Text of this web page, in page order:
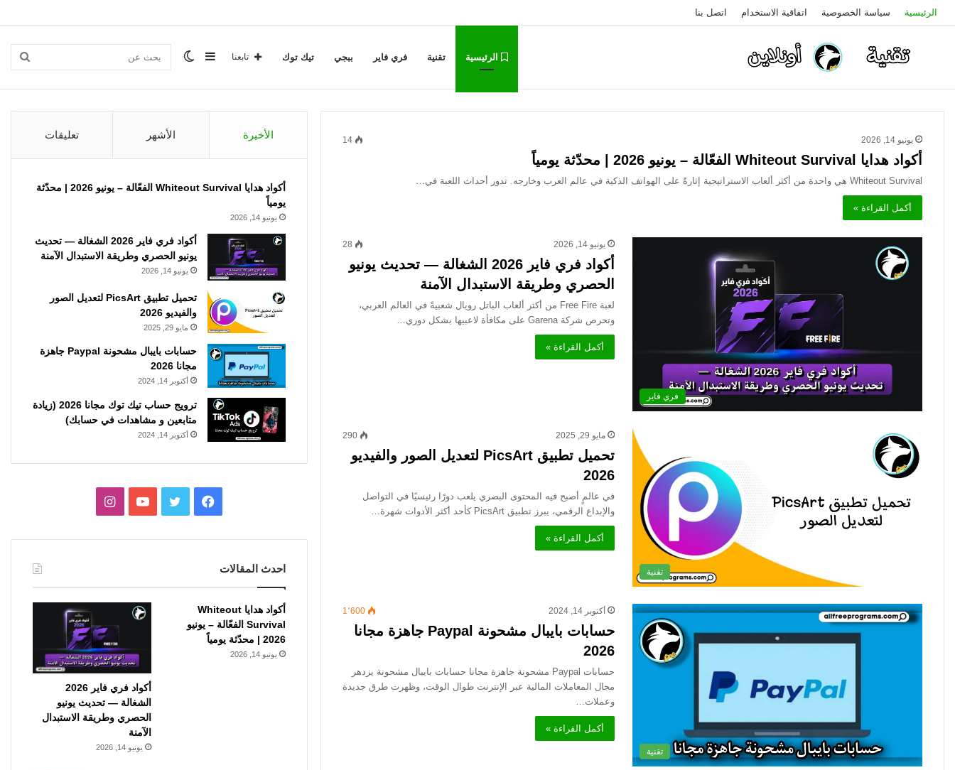
الرئيسية سياسة الخصوصية اتفاقية الاستخدام اتصل بنا
الرئيسية تقنية فري فاير ببجي تيك توك بحث الوضعإضافة
جانبي
تابعنا
يونيو 14, 2026 14
أكواد هدايا Whiteout Survival الفعّالة – يونيو 2026 | محدّثة يومياً
Whiteout Survival هي واحدة من أكثر ألعاب الاستراتيجية إثارةً على الهواتف الذكية في عالم العرب وخارجه. تدور أحداث اللعبة في…
أكمل القراءة »
فري فاير
يونيو 14, 2026 28
أكواد فري فاير 2026 الشغالة — تحديث يونيو
الحصري وطريقة الاستبدال الآمنة
لعبة Free Fire من أكثر ألعاب الباتل رويال شعبيةً في العالم العربي،
وتحرص شركة Garena على مكافأة لاعبيها بشكل دوري…
أكمل القراءة »
تقنية
مايو 29, 2025 290
تحميل تطبيق PicsArt لتعديل الصور والفيديو
2026
في عالمٍ أصبح فيه المحتوى البصري يلعب دورًا رئيسيًا في التواصل
والإبداع الرقمي، يبرز تطبيق PicsArt كأحد أكثر الأدوات شهرة…
أكمل القراءة »
تقنية
أكتوبر 14, 2024 1٬600
حسابات بايبال مشحونة Paypal جاهزة مجانا
2026
حسابات Paypal مشحونة جاهزة مجانا حسابات بايبال مشحونة يزدهر
مجال المعاملات المالية عبر الإنترنت طوال الوقت، وظهرت طرق جديدة
وعملات…
أكمل القراءة »
الأخيرة الأشهر تعليقات
أكواد هدايا Whiteout Survival الفعّالة – يونيو 2026 | محدّثة
يومياً
يونيو 14, 2026
أكواد فري فاير 2026 الشغالة — تحديث
يونيو الحصري وطريقة الاستبدال الآمنة
يونيو 14, 2026
تحميل تطبيق PicsArt لتعديل الصور
والفيديو 2026
مايو 29, 2025
حسابات بايبال مشحونة Paypal جاهزة
مجانا 2026
أكتوبر 14, 2024
ترويج حساب تيك توك مجانا 2026 (زيادة
متابعين و مشاهدات في حسابك)
أكتوبر 14, 2024
فيسبوكتويتر يوتيوبانستقرام
احدث المقالات
أكواد هدايا Whiteout
Survival الفعّالة – يونيو
2026 | محدّثة يومياً
يونيو 14, 2026
أكواد فري فاير 2026
الشغالة — تحديث يونيو
الحصري وطريقة الاستبدال
الآمنة
يونيو 14, 2026